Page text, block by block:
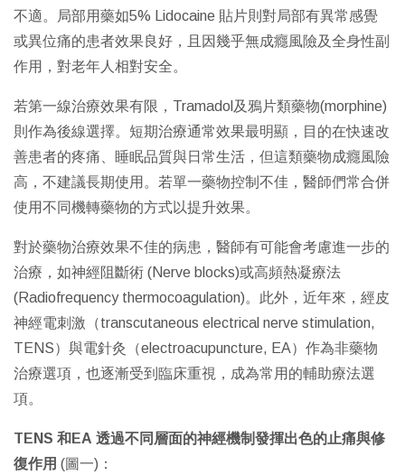
不適。局部用藥如5% Lidocaine 貼片則對局部有異常感覺
或異位痛的患者效果良好，且因幾乎無成癮風險及全身性副
作用，對老年人相對安全。
若第一線治療效果有限，Tramadol及鴉片類藥物(morphine)
則作為後線選擇。短期治療通常效果最明顯，目的在快速改
善患者的疼痛、睡眠品質與日常生活，但這類藥物成癮風險
高，不建議長期使用。若單一藥物控制不佳，醫師們常合併
使用不同機轉藥物的方式以提升效果。
對於藥物治療效果不佳的病患，醫師有可能會考慮進一步的
治療，如神經阻斷術 (Nerve blocks)或高頻熱凝療法
(Radiofrequency thermocoagulation)。此外，近年來，經皮
神經電刺激（transcutaneous electrical nerve stimulation,
TENS）與電針灸（electroacupuncture, EA）作為非藥物
治療選項，也逐漸受到臨床重視，成為常用的輔助療法選
項。
TENS 和EA 透過不同層面的神經機制發揮出色的止痛與修
復作用 (圖一)：